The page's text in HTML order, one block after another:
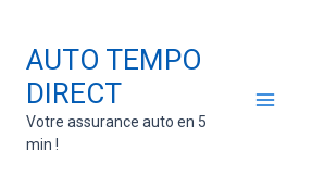
AUTO TEMPO
DIRECT
Votre assurance auto en 5
min !